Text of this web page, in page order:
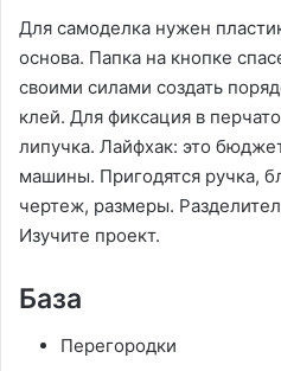
Для самоделка нужен
основа. Папка на кнопке
своими силами создать
клей. Для фиксация в
липучка. Лайфхак: это
машины. Пригодятся ручка,
чертеж, размеры.
Изучите проект.
База
Перегородки